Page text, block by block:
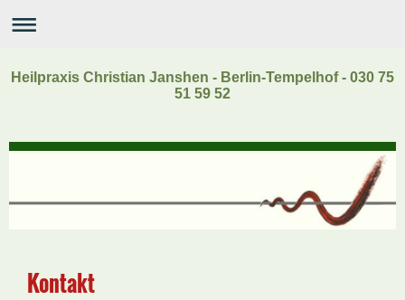
Heilpraxis Christian Janshen - Berlin-Tempelhof - 030 75
51 59 52
Kontakt